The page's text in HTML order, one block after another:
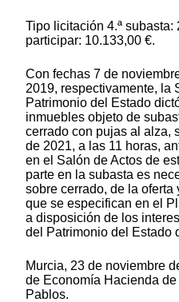
Tipo licitación 4.ª
participar: 10.133,00 €.
Con fechas 7 de
2019, respectivamente, la
Patrimonio del Estado
inmuebles objeto de
cerrado con pujas al alza,
de 2021, a las 11 horas,
en el Salón de Actos de
parte en la subasta es
sobre cerrado, de la
que se especifican en el
a disposición de los
del Patrimonio del Estado
Murcia, 23 de noviembre
de Economía Hacienda
Pablos.